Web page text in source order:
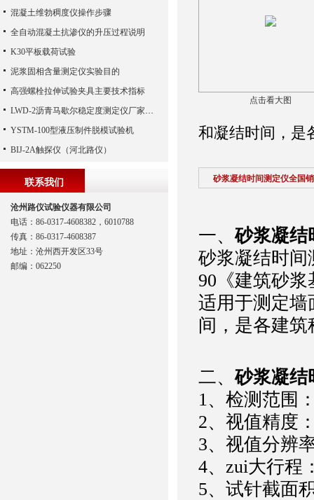
点击看大图
和凝结时间，是
砂浆凝结时间测定仪全国
一、砂浆凝结
砂浆凝结时间
90《建筑砂
适用于测定墙
间，是各建
二、砂浆凝结
1、检测范围
2、视值精度
3、视值分辨
4、zui大行程
5、试针截面
混凝土维勃稠度仪操作步骤
全自动混凝土抗渗仪的升压过程说明
K30平板载荷试验
泥浆固相含量测定仪实验目的
高强螺栓拉伸试验夹具主要技术指标
LWD-2沥青马歇尔稳定度测定仪厂家价格报价
YSTM-100型液压制件脱模试验机
BIJ-2A触探仪（河北路仪）
联系我们
沧州路仪试验仪器有限公司
电话：86-0317-4608382，6010788
传真：86-0317-4608387
地址：沧州西开发区33号
邮编：062250